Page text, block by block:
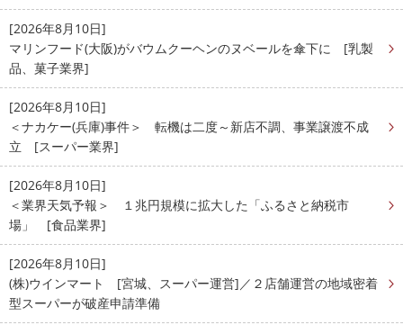
[2026年8月10日]
マリンフード(大阪)がバウムクーヘンのヌベールを傘下に [乳製
品、菓子業界]
[2026年8月10日]
＜ナカケー(兵庫)事件＞ 転機は二度～新店不調、事業譲渡不成
立 [スーパー業界]
[2026年8月10日]
＜業界天気予報＞ １兆円規模に拡大した「ふるさと納税市
場」 [食品業界]
[2026年8月10日]
(株)ウインマート [宮城、スーパー運営]／２店舗運営の地域密着
型スーパーが破産申請準備